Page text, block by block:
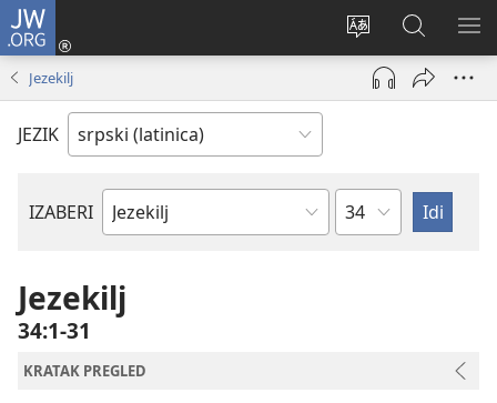
JW.ORG
Promeni
jezik
sajta
Prijava
(otvara
prozor)
Pretraga
sajta
JW.ORG
Jezekilj
JEZIK
IZABERI
Biblijska
Poglavlje
Jezekilj
34:1-31
KRATAK PREGLED